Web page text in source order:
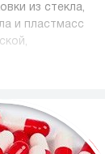
из стекла,
и пластмасс